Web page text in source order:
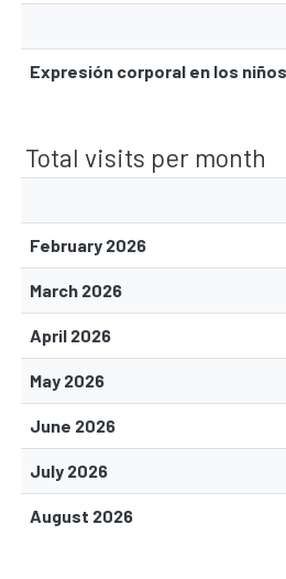
Expresión corporal en los niños
Total visits per month
February 2026
March 2026
April 2026
May 2026
June 2026
July 2026
August 2026